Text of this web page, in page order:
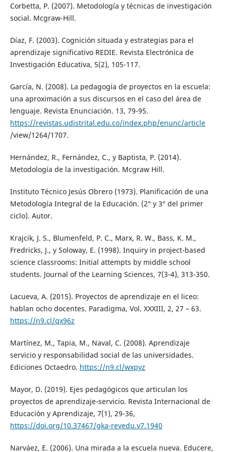
Corbetta, P. (2007). Metodología y técnicas de investigación
social. Mcgraw-Hill.
Díaz, F. (2003). Cognición situada y estrategias para el
aprendizaje significativo REDIE. Revista Electrónica de
Investigación Educativa, 5(2), 105-117.
García, N. (2008). La pedagogía de proyectos en la escuela:
una aproximación a sus discursos en el caso del área de
lenguaje. Revista Enunciación. 13, 79-95.
https://revistas.udistrital.edu.co/index.php/enunc/article
/view/1264/1707.
Hernández, R., Fernández, C., y Baptista, P. (2014).
Metodología de la investigación. Mcgraw Hill.
Instituto Técnico Jesús Obrero (1973). Planificación de una
Metodología Integral de la Educación. (2° y 3° del primer
ciclo). Autor.
Krajcik, J. S., Blumenfeld, P. C., Marx, R. W., Bass, K. M.,
Fredricks, J., y Soloway, E. (1998). Inquiry in project-based
science classrooms: Initial attempts by middle school
students. Journal of the Learning Sciences, 7(3-4), 313-350.
Lacueva, A. (2015). Proyectos de aprendizaje en el liceo:
hablan ocho docentes. Paradigma, Vol. XXXIII, 2, 27 – 63.
https://n9.cl/qx96z
Martínez, M., Tapia, M., Naval, C. (2008). Aprendizaje
servicio y responsabilidad social de las universidades.
Ediciones Octaedro. https://n9.cl/wxpyz
Mayor, D. (2019). Ejes pedagógicos que articulan los
proyectos de aprendizaje-servicio. Revista Internacional de
Educación y Aprendizaje, 7(1), 29-36,
https://doi.org/10.37467/gka-revedu.v7.1940
Narváez, E. (2006). Una mirada a la escuela nueva. Educere,